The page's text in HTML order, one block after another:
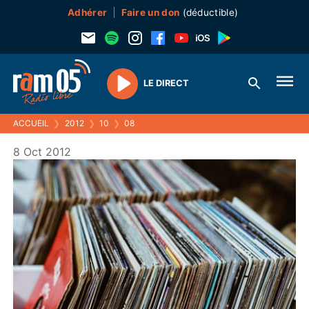
Adhérer Faire un don (déductible)
Play
LE DIRECT
ACCUEIL ❯ 2012 ❯ 10 ❯ 08
8 Oct 2012